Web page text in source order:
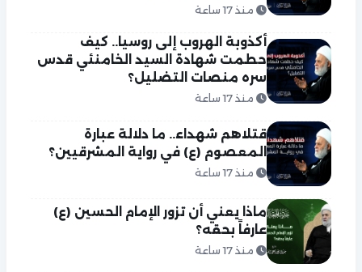
منذ 17 ساعة
أكذوبة الهروب إلى روسيا.. كيف
حطمت شهادة السيد الخامنئي قدس
سره منصات التضليل؟
منذ 17 ساعة
قتلاهم شهداء.. ما دلالة عبارة
المعصوم (ع) في رواية المشرقيين؟
منذ 17 ساعة
ماذا يعني أن تزور الإمام الحسين (ع)
عارفاً بحقه؟
منذ 17 ساعة